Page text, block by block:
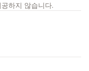
하지 않습니다.